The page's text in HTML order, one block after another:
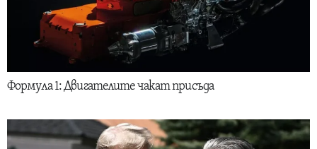
Формула 1: Двигателите чакат присъда